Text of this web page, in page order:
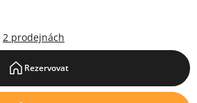
2 prodejnách
Rezervovat